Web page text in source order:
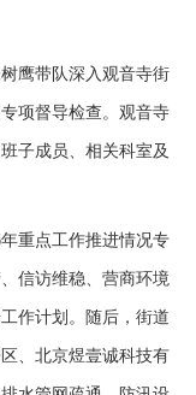
鹰带队深入观音寺街
项督导检查。观音寺
子成员、相关科室及
重点工作推进情况专
信访维稳、营商环境
作计划。随后，街道
、北京煜壹诚科技有